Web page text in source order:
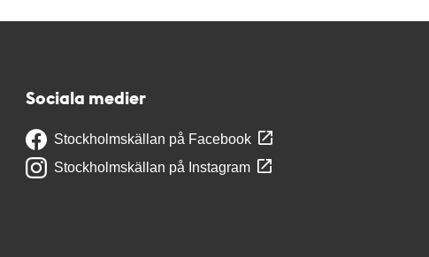
Sociala medier
Stockholmskällan på Facebook
Stockholmskällan på Instagram